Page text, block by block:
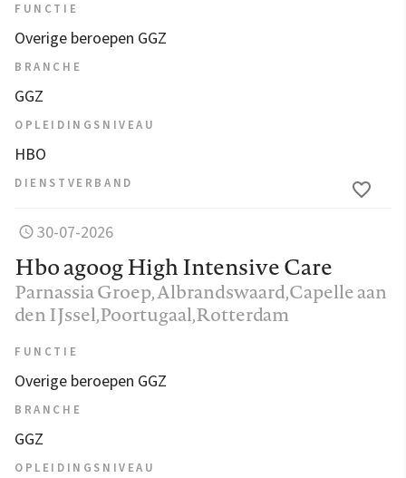
FUNCTIE
Overige beroepen GGZ
BRANCHE
GGZ
OPLEIDINGSNIVEAU
HBO
DIENSTVERBAND
30-07-2026
Hbo agoog High Intensive Care
Parnassia Groep, Albrandswaard,Capelle aan
den IJssel,Poortugaal,Rotterdam
FUNCTIE
Overige beroepen GGZ
BRANCHE
GGZ
OPLEIDINGSNIVEAU